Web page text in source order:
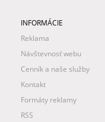
INFORMÁCIE
Reklama
Návštevnosť webu
Cenník a naše služby
Kontakt
Formáty reklamy
RSS